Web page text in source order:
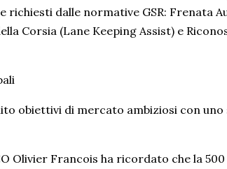
richiesti dalle normative GSR: Frenata
Corsia (Lane Keeping Assist) e
obiettivi di mercato ambiziosi con
Olivier Francois ha ricordato che la